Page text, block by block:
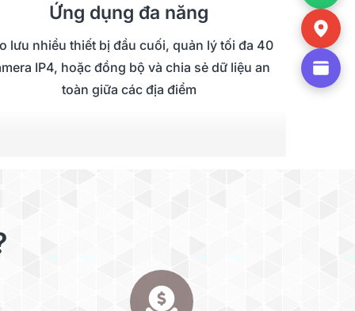
Ứng dụng đa năng
lưu nhiều thiết bị đầu cuối, quản lý tối đa 40
IP4, hoặc đồng bộ và chia sẻ dữ liệu an
toàn giữa các địa điểm